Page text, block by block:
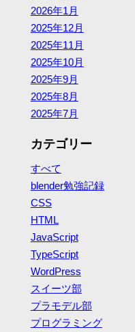
2026年1月
2025年12月
2025年11月
2025年10月
2025年9月
2025年8月
2025年7月
カテゴリー
すべて
blender勉強記録
CSS
HTML
JavaScript
TypeScript
WordPress
スイーツ部
プラモデル部
プログラミング